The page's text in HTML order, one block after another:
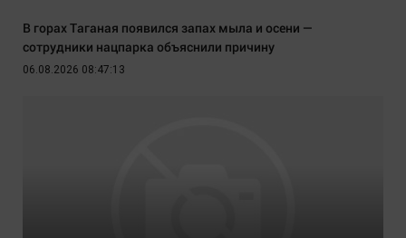
В горах Таганая появился запах мыла и осени —
сотрудники нацпарка объяснили причину
06.08.2026 08:47:13